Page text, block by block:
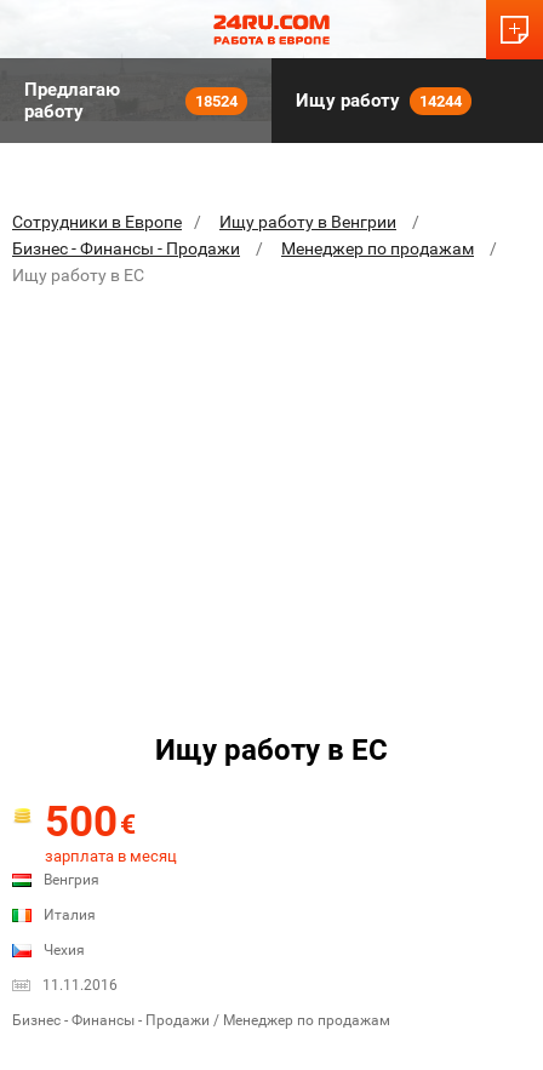
Предлагаю
работу
18524 Ищу работу 14244
Сотрудники в Европе
Ищу работу в Венгрии
Бизнес - Финансы - Продажи
Менеджер по продажам
Ищу работу в ЕС
Ищу работу в ЕС
500€
зарплата в месяц
Венгрия
Италия
Чехия
11.11.2016
Бизнес - Финансы - Продажи / Менеджер по продажам